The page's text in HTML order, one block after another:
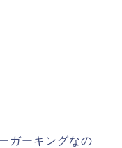
ガーキングなの